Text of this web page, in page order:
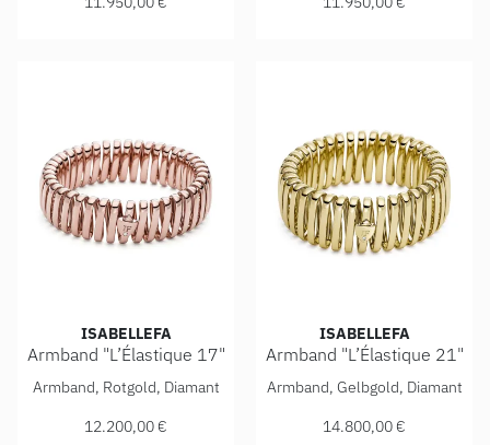
ISABELLEFA
Armband "L’Élastique 17"
IsabelleFa Armband "L’Élastique 17", Ref: 02150/17/
Armband, Rotgold, Diamant
12.200,00 €
ISABELLEFA
Armband "L’Élastique 21"
IsabelleFa Armband
Armband, Gelbgold, Diamant
14.800,00 €